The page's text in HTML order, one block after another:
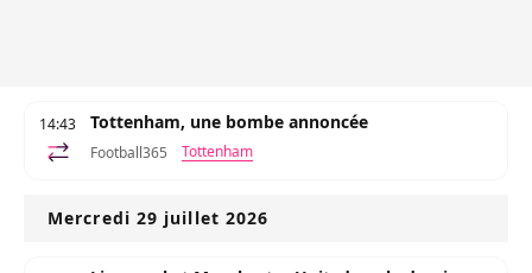
14:43 Tottenham, une bombe annoncée
Football365 Tottenham
Mercredi 29 juillet 2026